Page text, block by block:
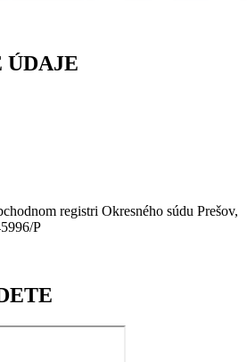
ÚDAJE
registri Okresného súdu Prešov,
P